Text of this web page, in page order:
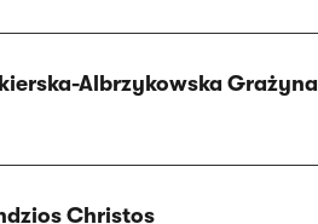
Albrzykowska Grażyna
Christos